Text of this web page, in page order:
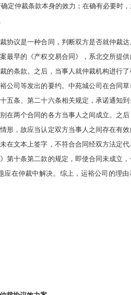
定仲裁条款本身的效力；在确有必要时
协议是一种合同，判断双方是否就仲裁
最早的《产权交易合同》，系北交所提供
的条款。之后，当事人就仲裁机构进行
司等发出的要约。中苑城公司在合同草
五条、第二十六条相关规定，承诺通知
在两个合同的各方当事人之间成立。之
，故应当认定双方当事人之间存在有效
在文本上签字，不符合合同经双方法定
第十条第二款的规定，即使合同未成立
在仲裁中解决。综上，运裕公司的理